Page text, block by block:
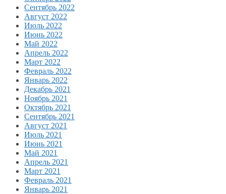
Сентябрь 2022
Август 2022
Июль 2022
Июнь 2022
Май 2022
Апрель 2022
Март 2022
Февраль 2022
Январь 2022
Декабрь 2021
Ноябрь 2021
Октябрь 2021
Сентябрь 2021
Август 2021
Июль 2021
Июнь 2021
Май 2021
Апрель 2021
Март 2021
Февраль 2021
Январь 2021